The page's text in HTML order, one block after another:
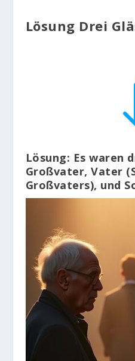
Lösung Drei
Lösung: Es waren
Großvater, Vater
Großvaters), und